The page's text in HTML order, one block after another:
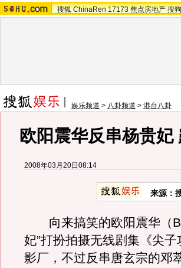
搜狐 ChinaRen 17173 焦点房地产 搜狗
娱乐频道 > 八卦频道 > 港台八卦
欧阳震华反串杨贵妃
2008年03月20日08:14
来源：
向来搞笑的欧阳震华（
妃”打扮拍摄无线剧集《尖
影厂，不过反串唐玄宗的邓